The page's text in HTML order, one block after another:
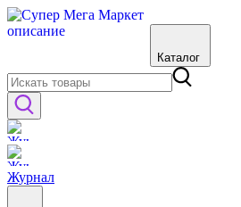
Каталог
Журнал